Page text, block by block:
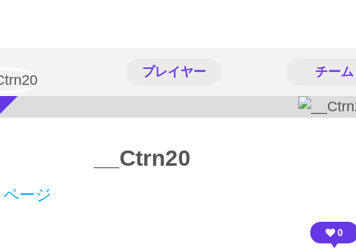
プレイヤー チーム
__Ctrn20
ージ
0